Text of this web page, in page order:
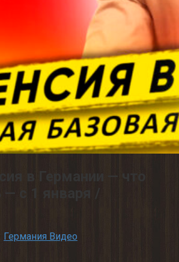
в Германии — что
— с 1 января /
Германия Видео